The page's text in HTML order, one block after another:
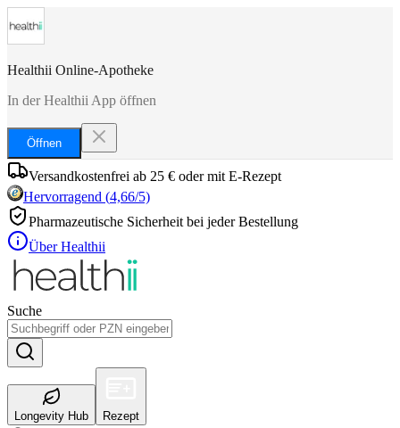
Healthii Online-Apotheke
In der Healthii App öffnen
Öffnen
Versandkostenfrei ab 25 € oder mit E-Rezept
Hervorragend (4,66/5)
Pharmazeutische Sicherheit bei jeder Bestellung
Über Healthii
Suche
Longevity Hub Rezept